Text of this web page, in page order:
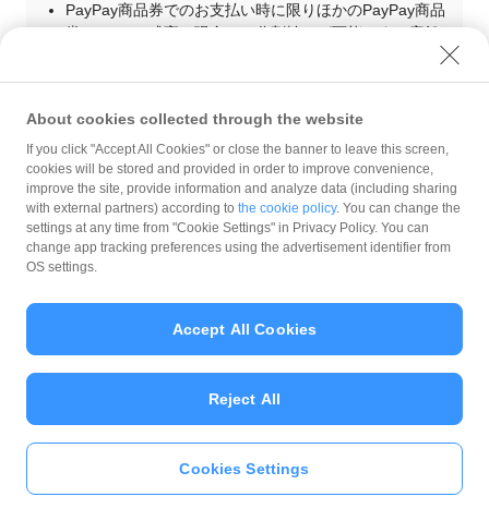
PayPay商品券でのお支払い時に限りほかのPayPay商品
券、PayPay残高、現金との分割払いが可能です。店舗
する場合は、お支払い前に店舗にその旨お申し出くだ
お客様都合によるPayPay商品券の返品は承っておりま
せん。
PayPay商品券でご購入いただいた商品・サービスの返
金は、使用したPayPay商品券の有効期限内に限りま
す。その場合、有効期限が延長されることはございま
せん。
PayPay商品券でのお支払いはPayPayクーポン、
が、PayPayステップ、地方自治体キャンペーン、超
PayPay祭のポイント付与対象外となります。
PayPay商品券の譲渡・出金はできません。
PayPay商品券を受け取るにはPayPayアプリをダウンロ
ードしていただき、アカウント登録を完了していただ
く必要がございます。 （PayPayアプリをすでにお持ち
の場合、PayPay商品券は、PayPayアプリのバージョン
が3.64.0以降でご利用いただけます。PayPayアプリを
最新にアップデートしてご利用ください）
PayPayアプリをダウンロ
ード＞＞
About cookies collected through the website
If you click "Accept All Cookies" or close the banner to leave this screen,
cookies will be stored and provided in order to improve convenience,
improve the site, provide information and analyze data (including sharing
with external partners) according to the cookie policy. You can change the
settings at any time from "Cookie Settings" in Privacy Policy. You can
change app tracking preferences using the advertisement identifier from
OS settings.
Cookies Settings
Reject All
Accept All Cookies